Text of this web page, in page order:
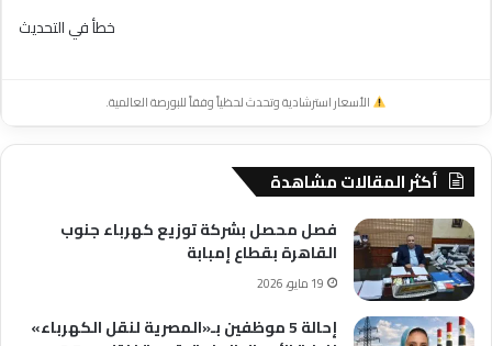
خطأ في التحديث
الأسعار استرشادية وتحدث لحظياً وفقاً للبورصة العالمية.
أكثر المقالات مشاهدة
فصل محصل بشركة توزيع كهرباء جنوب
القاهرة بقطاع إمبابة
19 مايو، 2026
إحالة 5 موظفين بـ«المصرية لنقل الكهرباء»